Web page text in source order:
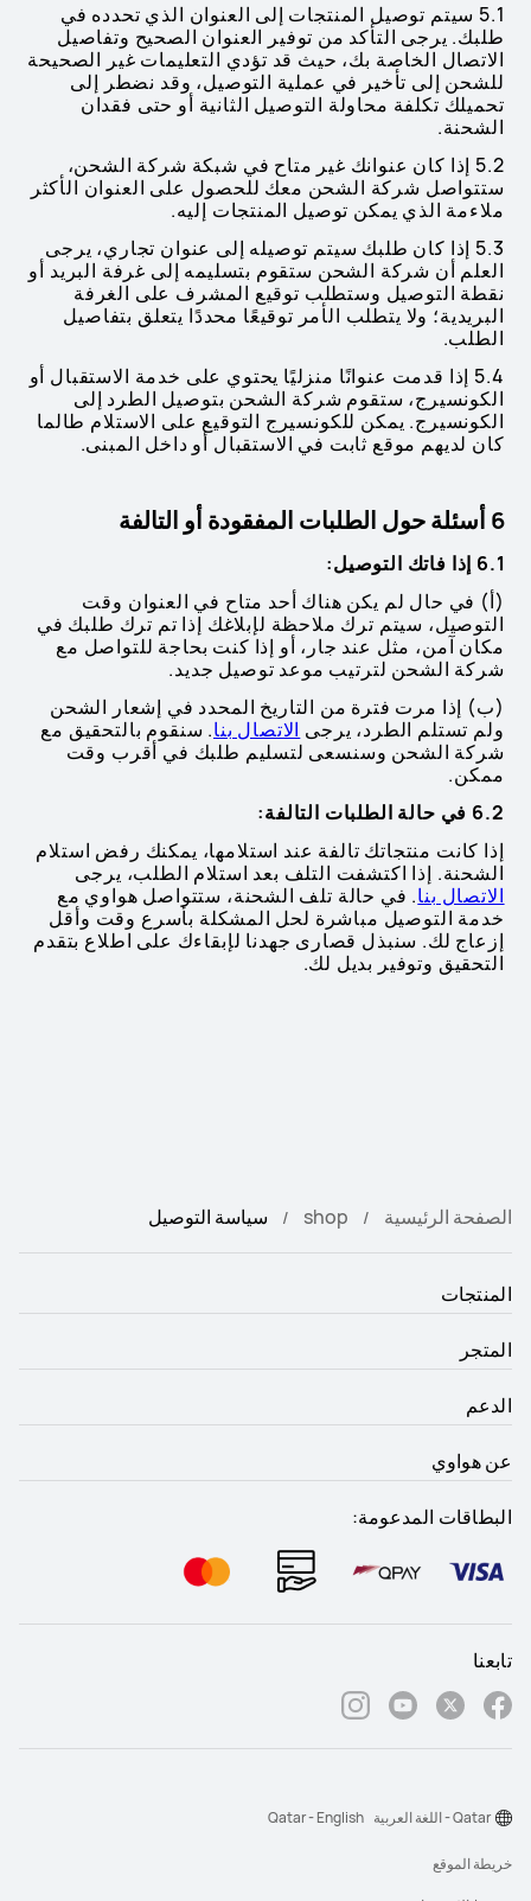
5.1 سيتم توصيل المنتجات إلى العنوان الذي تحدده في
طلبك. يرجى التأكد من توفير العنوان الصحيح وتفاصيل
الاتصال الخاصة بك، حيث قد تؤدي التعليمات غير الصحيحة
للشحن إلى تأخير في عملية التوصيل، وقد نضطر إلى
تحميلك تكلفة محاولة التوصيل الثانية أو حتى فقدان
الشحنة.
5.2 إذا كان عنوانك غير متاح في شبكة شركة الشحن،
ستتواصل شركة الشحن معك للحصول على العنوان الأكثر
ملاءمة الذي يمكن توصيل المنتجات إليه.
5.3 إذا كان طلبك سيتم توصيله إلى عنوان تجاري، يرجى
العلم أن شركة الشحن ستقوم بتسليمه إلى غرفة البريد أو
نقطة التوصيل وستطلب توقيع المشرف على الغرفة
البريدية؛ ولا يتطلب الأمر توقيعًا محددًا يتعلق بتفاصيل
الطلب.
5.4 إذا قدمت عنوانًا منزليًا يحتوي على خدمة الاستقبال أو
الكونسيرج، ستقوم شركة الشحن بتوصيل الطرد إلى
الكونسيرج. يمكن للكونسيرج التوقيع على الاستلام طالما
كان لديهم موقع ثابت في الاستقبال أو داخل المبنى.
6 أسئلة حول الطلبات المفقودة أو التالفة
6.1 إذا فاتك التوصيل:
(أ) في حال لم يكن هناك أحد متاح في العنوان وقت
التوصيل، سيتم ترك ملاحظة لإبلاغك إذا تم ترك طلبك في
مكان آمن، مثل عند جار، أو إذا كنت بحاجة للتواصل مع
شركة الشحن لترتيب موعد توصيل جديد.
(ب) إذا مرت فترة من التاريخ المحدد في إشعار الشحن
ولم تستلم الطرد، يرجى الاتصال بنا. سنقوم بالتحقيق مع
شركة الشحن وسنسعى لتسليم طلبك في أقرب وقت
ممكن.
6.2 في حالة الطلبات التالفة:
إذا كانت منتجاتك تالفة عند استلامها، يمكنك رفض استلام
الشحنة. إذا اكتشفت التلف بعد استلام الطلب، يرجى
الاتصال بنا. في حالة تلف الشحنة، ستتواصل هواوي مع
خدمة التوصيل مباشرة لحل المشكلة بأسرع وقت وأقل
إزعاج لك. سنبذل قصارى جهدنا لإبقاءك على اطلاع بتقدم
التحقيق وتوفير بديل لك.
الصفحة الرئيسية shop سياسة التوصيل
المنتجات
المتجر
الدعم
عن هواوي
البطاقات المدعومة:
تابعنا
خريطة الموقع
Qatar - اللغة العربية Qatar - English